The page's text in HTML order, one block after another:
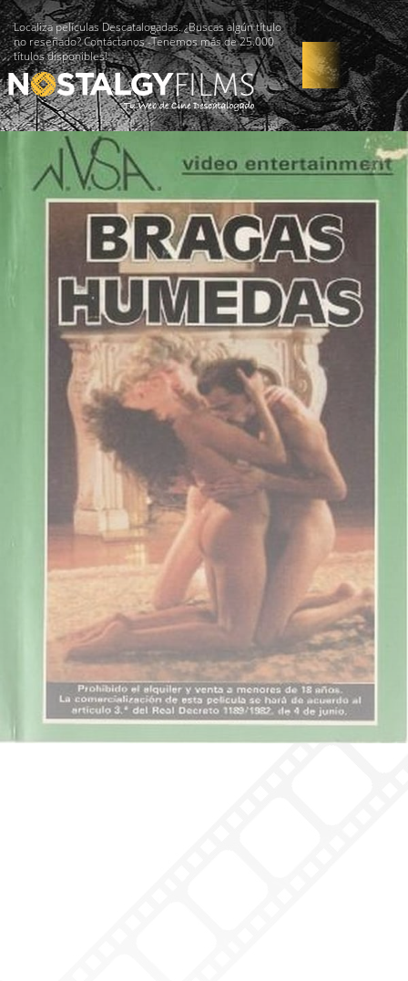
Localiza películas Descatalogadas. ¿Buscas algún título
no reseñado? Contáctanos -Tenemos más de 25.000
títulos disponibles!